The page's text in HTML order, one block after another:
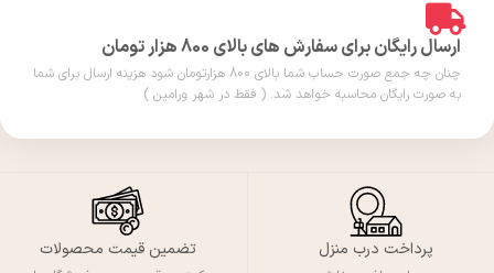
ارسال رایگان برای سفارش های بالای 800 هزار تومان
چنان چه جمع صورت حساب شما بالای 800 هزارتومان شود هزینه ارسال برای شما
به صورت رایگان محاسبه خواهد شد. ( فقط در شهر ورامین )
پرداخت درب منزل تضمین قیمت محصولات